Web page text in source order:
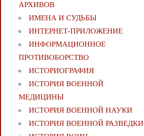
АРХИВОВ
ИМЕНА И СУДЬБЫ
ИНТЕРНЕТ-ПРИЛОЖЕНИЕ
ИНФОРМАЦИОННОЕ
ПРОТИВОБОРСТВО
ИСТОРИОГРАФИЯ
ИСТОРИЯ ВОЕННОЙ
МЕДИЦИНЫ
ИСТОРИЯ ВОЕННОЙ НАУКИ
ИСТОРИЯ ВОЕННОЙ РАЗВЕДКИ